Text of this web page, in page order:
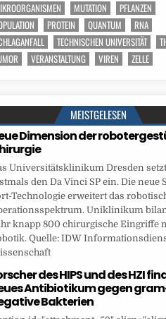
MUTATION
PFLANZEN
PROTEIN QUANTUM
RNA
TECHNISCHEN UNIVERSITÄT
VERANSTALTUNG VIREN ZELLE
MEISTGELESEN
Dimension der
Universitätsklinikum Dresden setzt
den Da Vinci SP ein. Die neue
Technologie erweitert das
Uniklinikum
knapp 800 chirurgische Eingriffe
Quelle: IDW
des HIPS und des HZI
Antibiotikum gegen
Bakterien